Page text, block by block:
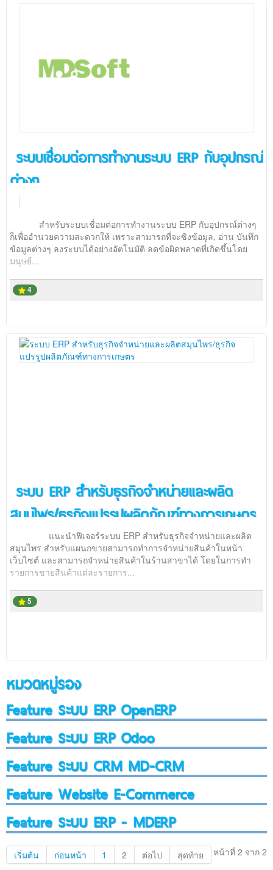
ระบบเชื่อมต่อการทำงานระบบ ERP กับอุปกรณ์
ต่างๆ
สำหรับระบบเชื่อมต่อการทำงานระบบ ERP กับอุปกรณ์ต่างๆ
ก็เพื่ออำนวยความสะดวกให้ เพราะสามารถที่จะซิงข้อมูล, อ่าน บันทึก
ข้อมูลต่างๆ ลงระบบได้อย่างอัตโนมัติ ลดข้อผิดพลาดที่เกิดขึ้นโดย
มนุษย์...
4
ระบบ ERP สำหรับธุรกิจจำหน่ายและผลิต
สมุนไพร/ธุรกิจแปรรูปผลิตภัณฑ์ทางการเกษตร
แนะนำฟีเจอร์ระบบ ERP สำหรับธุรกิจจำหน่ายและผลิต
สมุนไพร สำหรับแผนกขายสามารถทำการจำหน่ายสินค้าในหน้า
เว็บไซต์ และสามารถจำหน่ายสินค้าในร้านสาขาได้ โดยในการทำ
รายการขายสินค้าแต่ละรายการ...
5
หมวดหมู่รอง
Feature ระบบ ERP OpenERP
Feature ระบบ ERP Odoo
Feature ระบบ CRM MD-CRM
Feature Website E-Commerce
Feature ระบบ ERP - MDERP
หน้าที่ 2 จาก 2
เริ่มต้น ก่อนหน้า 1 2 ต่อไป สุดท้าย